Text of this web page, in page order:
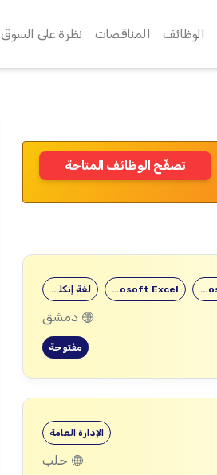
الوظائف المناقصات نظرة على السوق
تصفّح الوظائف المتاحة
لغة إنكليزية Microsoft Excel Microsoft Word
دمشق
مفتوحة
الإدارة العامة
حلب